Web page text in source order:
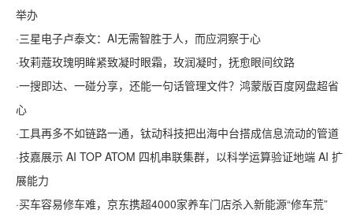
举办
·三星电子卢泰文：AI无需智胜于人，而应洞察于心
·玫莉蔻玫瑰明眸紧致凝时眼霜，玫润凝时，抚愈眼间纹路
·一搜即达、一碰分享，还能一句话管理文件？鸿蒙版百度网盘超省
心
·工具再多不如链路一通，钛动科技把出海中台搭成信息流动的管道
·技嘉展示 AI TOP ATOM 四机串联集群，以科学运算验证地端 AI 扩
展能力
·买车容易修车难，京东携超4000家养车门店杀入新能源“修车荒”